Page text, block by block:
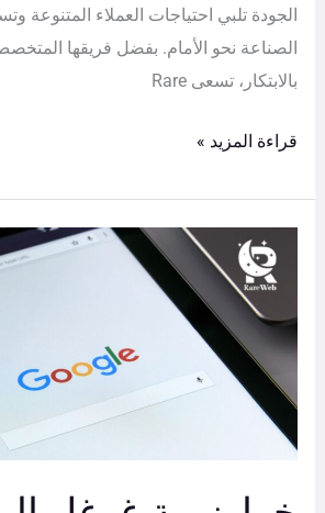
الجودة تلبي احتياجات العملاء المتنوعة
الصناعة نحو الأمام. بفضل فريقها
بالابتكار، تسعى Rare
قراءة المزيد »
خوارزمية
غوغل
المحلية
تدعم
أوقات
الopenness
في
بزنس